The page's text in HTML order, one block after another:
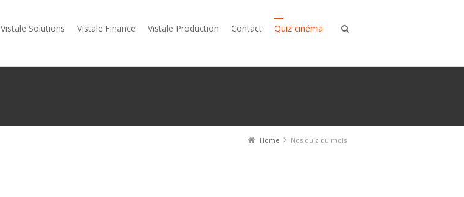
Vistale Solutions Vistale Finance Vistale Production Contact Quiz cinéma
Home Nos quiz du mois